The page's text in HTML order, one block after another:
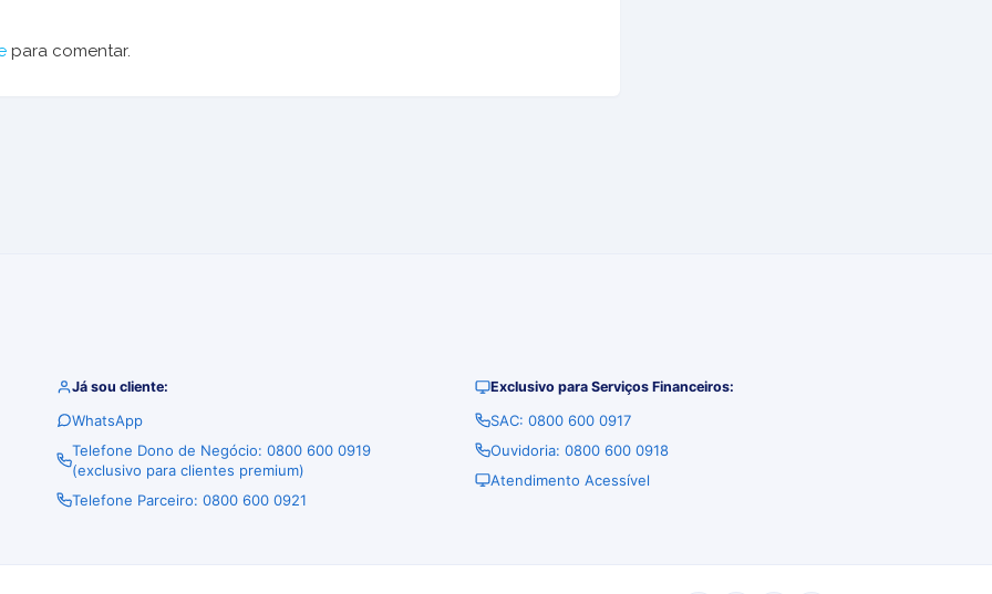
para comentar.
Já sou cliente:
WhatsApp
Telefone Dono de Negócio: 0800 600 0919
(exclusivo para clientes premium)
Telefone Parceiro: 0800 600 0921
Exclusivo para Serviços Financeiros:
SAC: 0800 600 0917
Ouvidoria: 0800 600 0918
Atendimento Acessível